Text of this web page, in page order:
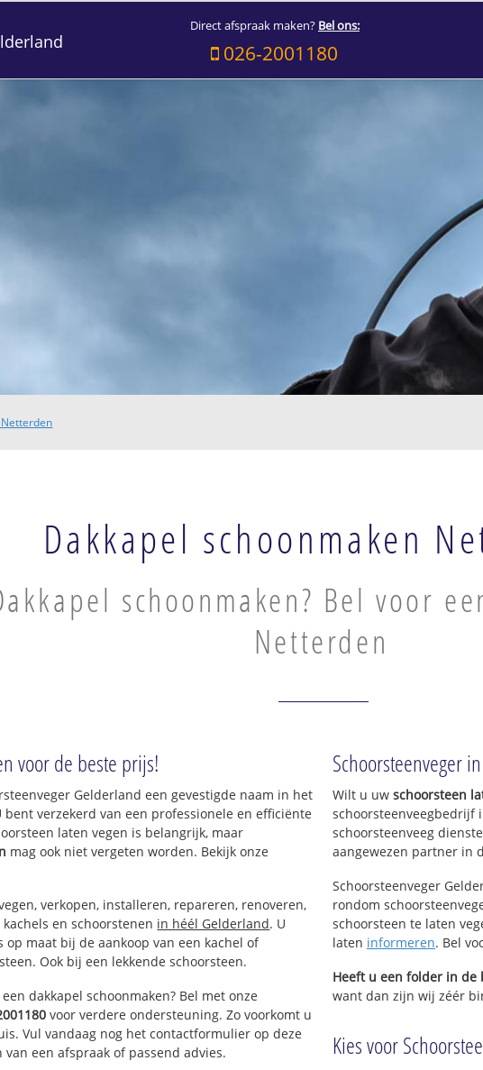
Direct afspraak maken? Bel ons:
026-2001180
Dakkapel schoonmaken
schoonmaken? Bel voor
Netterden
voor de beste prijs!
Gelderland een gevestigde naam in het
bent verzekerd van een professionele en efficiënte
laten vegen is belangrijk, maar
mag ook niet vergeten worden. Bekijk onze
verkopen, installeren, repareren, renoveren,
en schoorstenen in héél Gelderland. U
op maat bij de aankoop van een kachel of
Ook bij een lekkende schoorsteen.
dakkapel schoonmaken? Bel met onze
voor verdere ondersteuning. Zo voorkomt u
Vul vandaag nog het contactformulier op deze
een afspraak of passend advies.
Schoorsteenveger
Wilt u uw schoorsteen
schoorsteenveegbedrijf
schoorsteenveeg
aangewezen partner in
Schoorsteenveger
rondom
schoorsteen te laten
laten informeren. Bel
Heeft u een folder in de
want dan zijn wij zéér
Kies voor